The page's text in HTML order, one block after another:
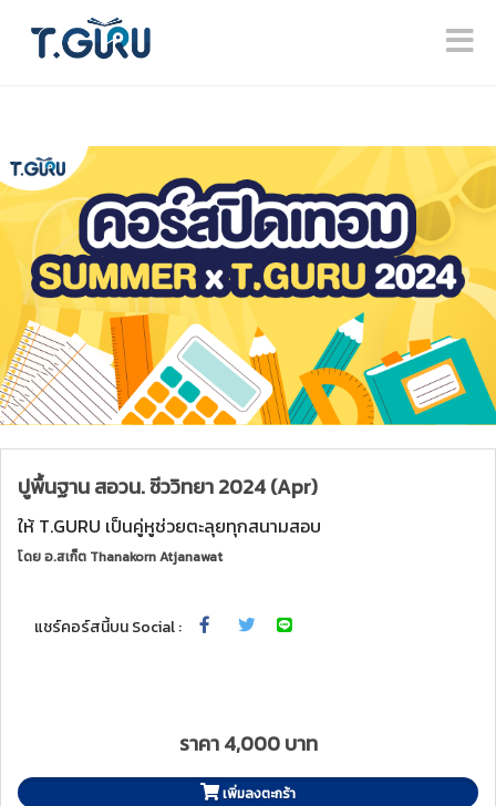
ปูพื้นฐาน สอวน. ชีววิทยา 2024 (Apr)
ให้ T.GURU เป็นคู่หูช่วยตะลุยทุกสนามสอบ
โดยอ.สเก็ต Thanakorn Atjanawat
แชร์คอร์สนี้บน Social :
ราคา 4,000 บาท
เพิ่มลงตะกร้า